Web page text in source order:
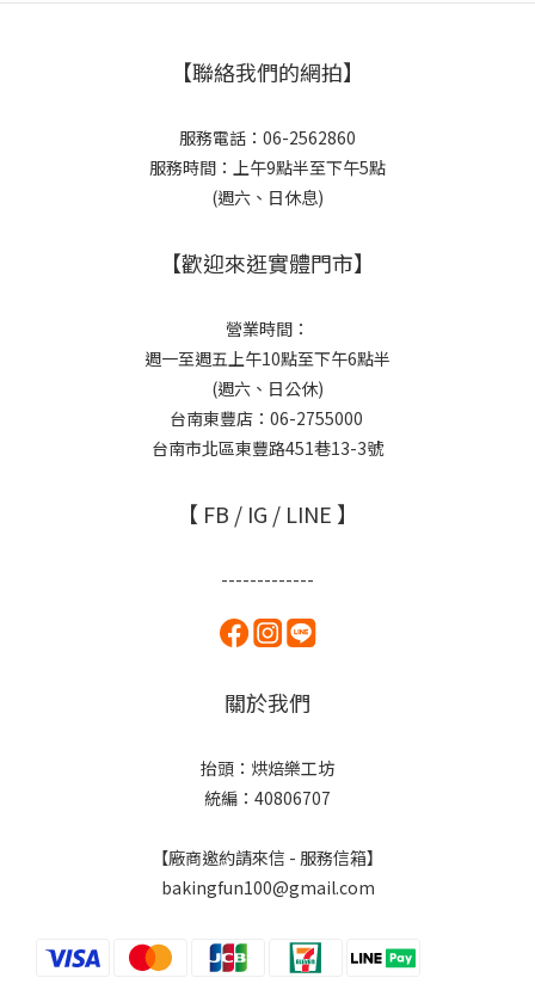
【聯絡我們的網拍】
服務電話：06-2562860
服務時間：上午9點半至下午5點
(週六、日休息)
【歡迎來逛實體門市】
營業時間：
週一至週五上午10點至下午6點半
(週六、日公休)
台南東豐店：06-2755000
台南市北區東豐路451巷13-3號
【 FB / IG / LINE 】
-------------
關於我們
抬頭：烘焙樂工坊
統編：40806707
【廠商邀約請來信 - 服務信箱】
bakingfun100@gmail.com